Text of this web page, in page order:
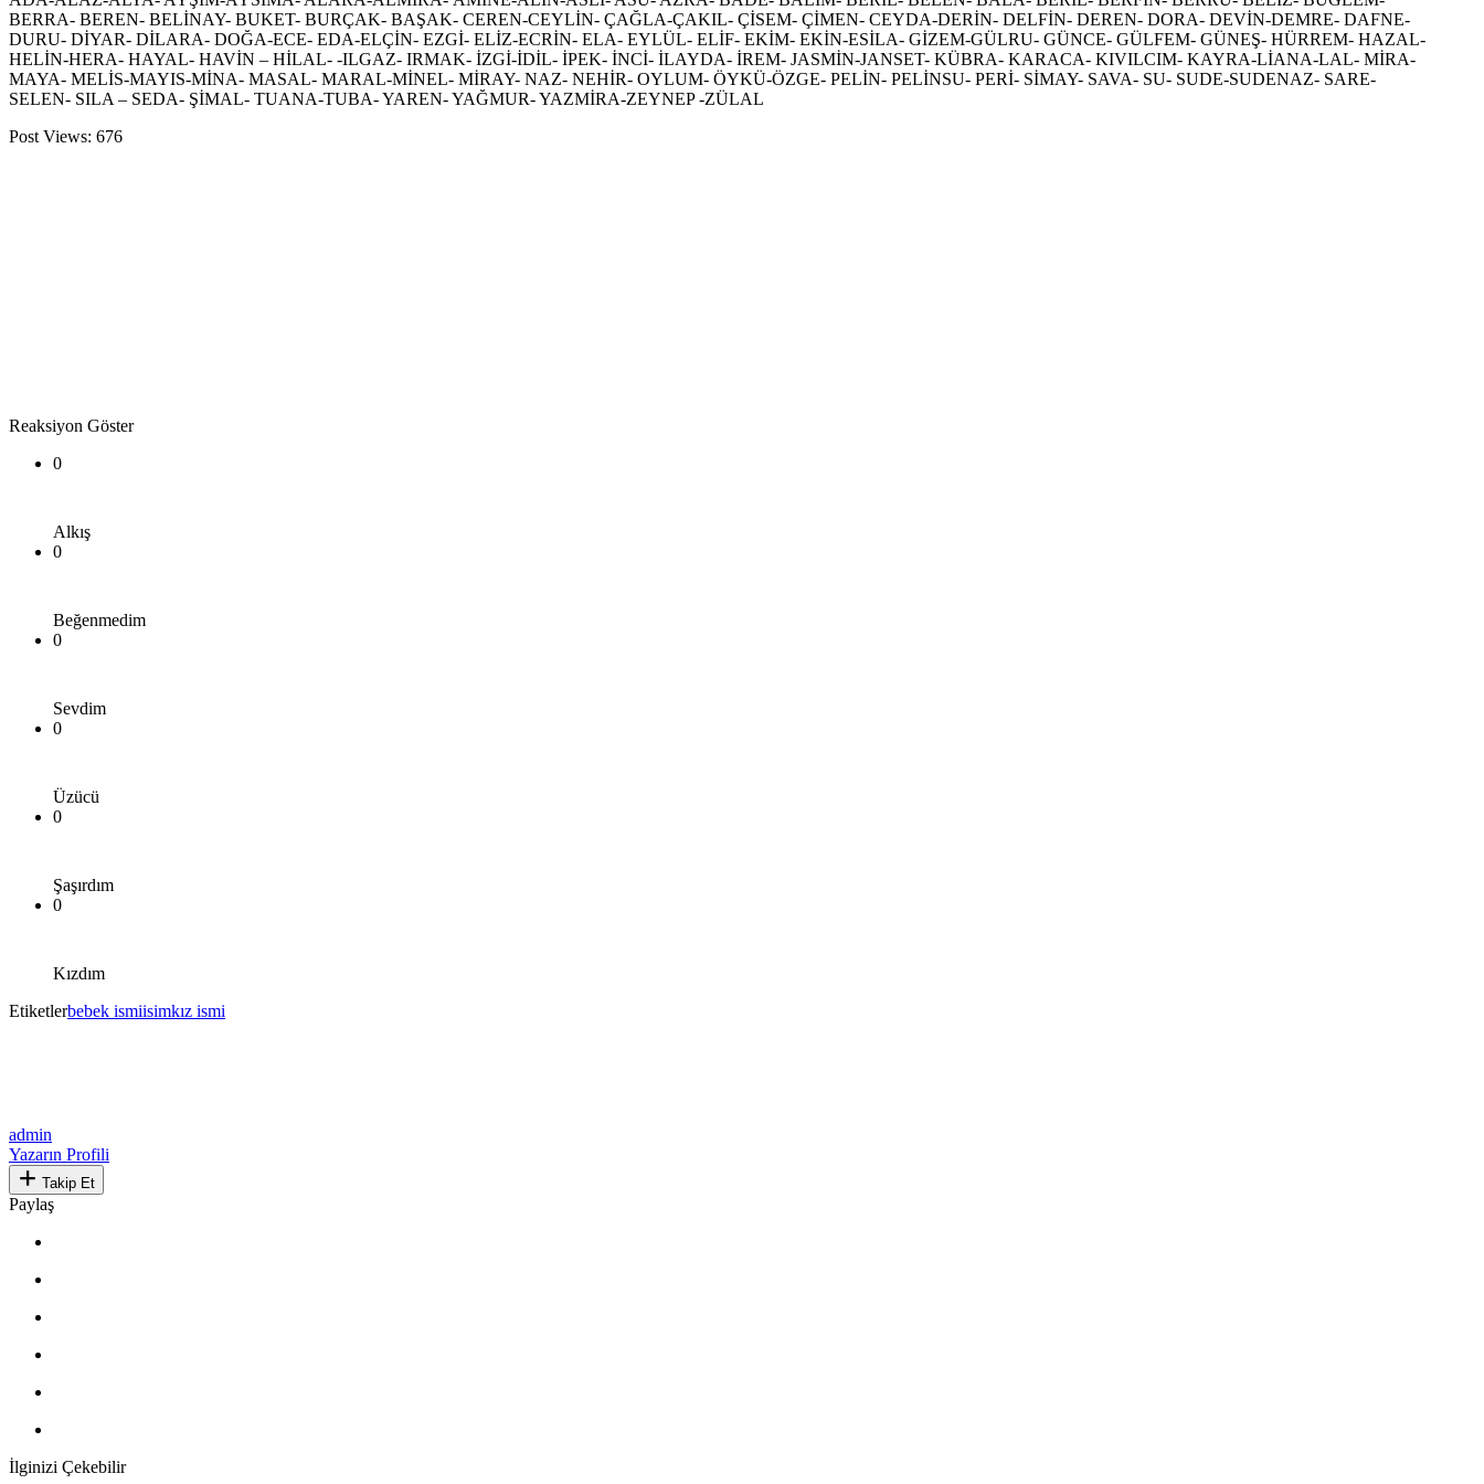
BERRA- BEREN- BELİNAY- BUKET- BURÇAK- BAŞAK- CEREN-CEYLİN- ÇAĞLA-ÇAKIL- ÇİSEM- ÇİMEN- CEYDA-DERİN- DELFİN- DEREN- DORA- DEVİN-DEMRE- DAFNE-
DURU- DİYAR- DİLARA- DOĞA-ECE- EDA-ELÇİN- EZGİ- ELİZ-ECRİN- ELA- EYLÜL- ELİF- EKİM- EKİN-ESİLA- GİZEM-GÜLRU- GÜNCE- GÜLFEM- GÜNEŞ- HÜRREM- HAZAL-
HELİN-HERA- HAYAL- HAVİN – HİLAL- -ILGAZ- IRMAK- İZGİ-İDİL- İPEK- İNCİ- İLAYDA- İREM- JASMİN-JANSET- KÜBRA- KARACA- KIVILCIM- KAYRA-LİANA-LAL- MİRA-
MAYA- MELİS-MAYIS-MİNA- MASAL- MARAL-MİNEL- MİRAY- NAZ- NEHİR- OYLUM- ÖYKÜ-ÖZGE- PELİN- PELİNSU- PERİ- SİMAY- SAVA- SU- SUDE-SUDENAZ- SARE-
SELEN- SILA – SEDA- ŞİMAL- TUANA-TUBA- YAREN- YAĞMUR- YAZMİRA-ZEYNEP -ZÜLAL
Post Views: 676
Reaksiyon Göster
0
Alkış
0
Beğenmedim
0
Sevdim
0
Üzücü
0
Şaşırdım
0
Kızdım
Etiketlerbebek ismiisimkız ismi
admin
Yazarın Profili
Takip Et
Paylaş
İlginizi Çekebilir